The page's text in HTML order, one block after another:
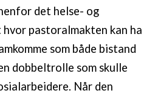
det helse- og
pastoralmakten kan ha
som både bistand
dobbeltrolle som skulle
Når den